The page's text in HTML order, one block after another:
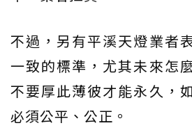
不過，另有平溪天燈業者
一致的標準，尤其未來怎
不要厚此薄彼才能永久，
必須公平、公正。